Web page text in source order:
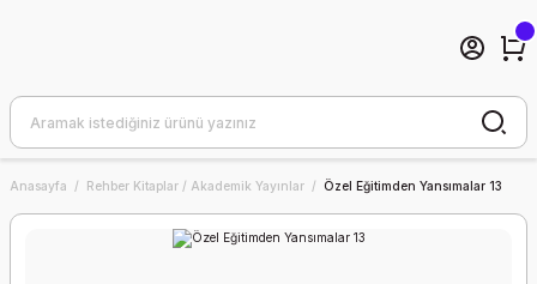
Anasayfa Rehber Kitaplar / Akademik Yayınlar Özel Eğitimden Yansımalar 13